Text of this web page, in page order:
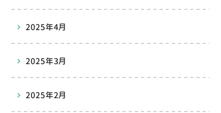
2025年4月
2025年3月
2025年2月